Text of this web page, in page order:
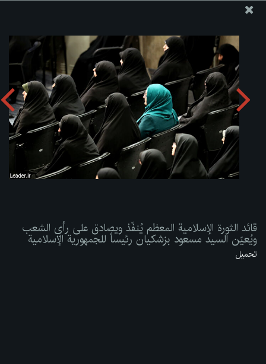
قائد الثورة الإسلامية المعظم يُنفّذ ويصادق على رأي الشعب
ويُعيّن السيد مسعود بزشكيان رئيساً للجمهورية الإسلامية
تحميل الألبوم:zip
قائد الثورة الإسلامية المعظم يُنفّذ ويصادق على رأي الشعب
ويُعيّن السيد مسعود بزشكيان رئيساً للجمهورية الإسلامية
تحميل